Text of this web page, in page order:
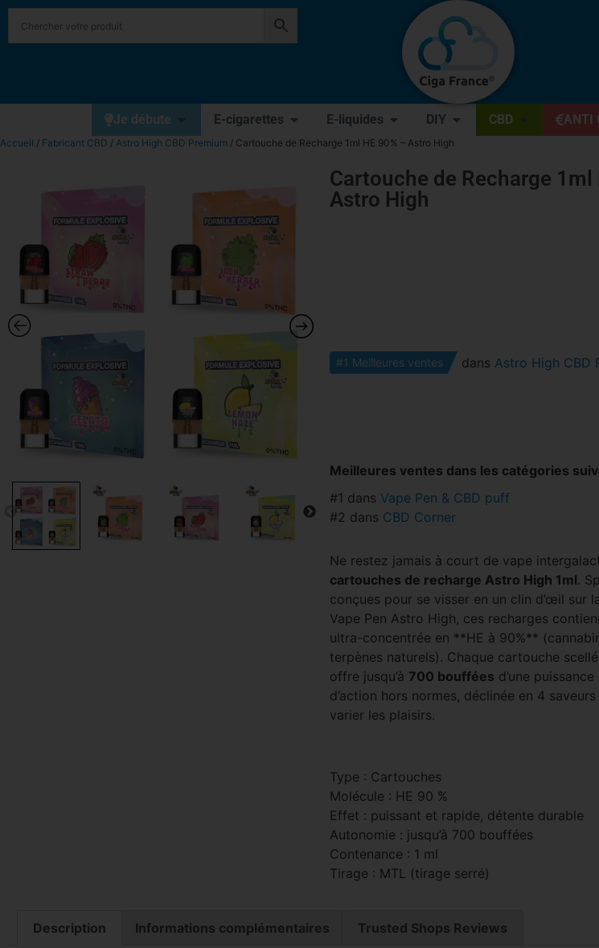
Je débute E-cigarettes E-liquides DIY CBD ANTI
Accueil / Fabricant CBD / Astro High CBD Premium / Cartouche de Recharge 1ml HE 90% – Astro High
Cartouche de Recharge 1ml
Astro High
#1 Meilleures ventes dans Astro High CBD
Meilleures ventes dans les catégories
#1 dans Vape Pen & CBD puff
#2 dans CBD Corner
Ne restez jamais à court de vape
cartouches de recharge Astro High 1ml.
conçues pour se visser en un clin d’œil sur
Vape Pen Astro High, ces recharges
ultra-concentrée en **HE à 90%**
terpènes naturels). Chaque cartouche
offre jusqu’à 700 bouffées d’une
d’action hors normes, déclinée en 4
varier les plaisirs.
Type : Cartouches
Molécule : HE 90 %
Effet : puissant et rapide, détente durable
Autonomie : jusqu’à 700 bouffées
Contenance : 1 ml
Tirage : MTL (tirage serré)
Description Informations complémentaires Trusted Shops Reviews